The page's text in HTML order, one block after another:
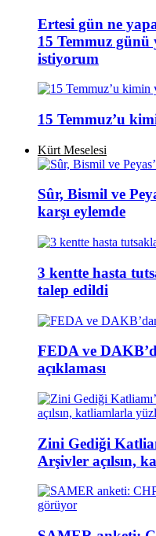
Ertesi gün ne
15 Temmuz günü
istiyorum
15 Temmuz’u
Kürt Meselesi
Sûr, Bismil ve
karşı eylemde
3 kentte hasta
talep edildi
FEDA ve
açıklaması
Zini Gediği
Arşivler açılsın,